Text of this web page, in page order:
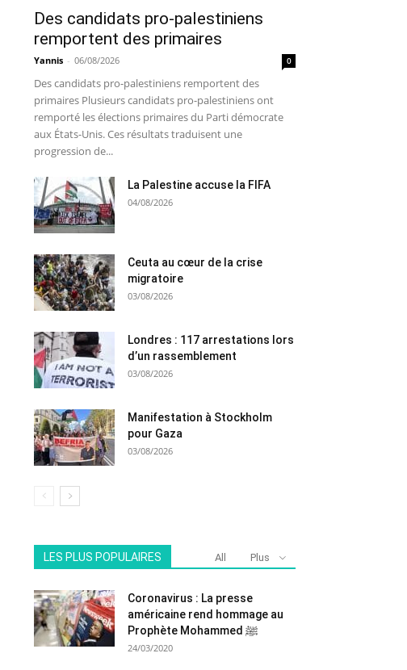
Des candidats pro-palestiniens
remportent des primaires
Yannis - 06/08/2026 0
Des candidats pro-palestiniens remportent des
primaires Plusieurs candidats pro-palestiniens ont
remporté les élections primaires du Parti démocrate
aux États-Unis. Ces résultats traduisent une
progression de...
La Palestine accuse la FIFA
04/08/2026
Ceuta au cœur de la crise
migratoire
03/08/2026
Londres : 117 arrestations lors
d’un rassemblement
03/08/2026
Manifestation à Stockholm
pour Gaza
03/08/2026
LES PLUS POPULAIRES All Plus
Coronavirus : La presse
américaine rend hommage au
Prophète Mohammed ﷺ
24/03/2020